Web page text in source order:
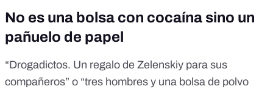
No es una bolsa con cocaína sino un
pañuelo de papel
“Drogadictos️. Un regalo de Zelenskiy para sus
compañeros” o “tres hombres y una bolsa de polvo